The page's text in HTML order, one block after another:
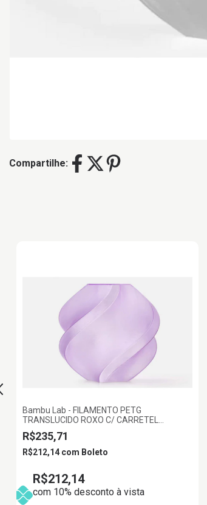
Compartilhe:
Bambu Lab - FILAMENTO PETG
TRANSLUCIDO ROXO C/ CARRETEL
REUTILIZAVEL 1KG 1.75MM BAMBU LAB
R$235,71
R$212,14 com Boleto
R$212,14
com 10% desconto à vista